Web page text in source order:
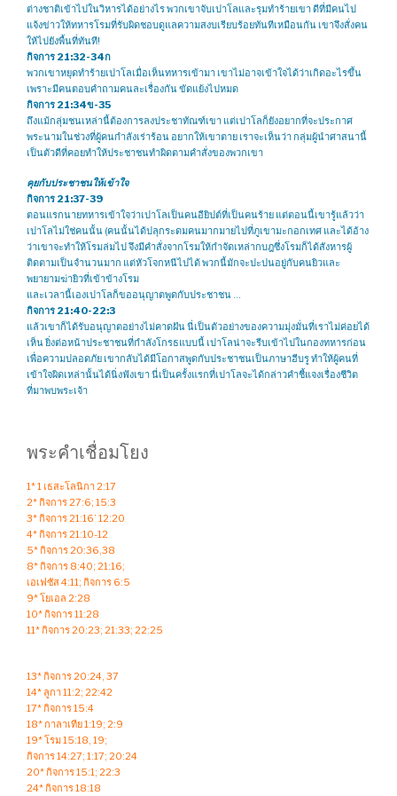
ต่างชาติเข้าไปในวิหารได้อย่างไร พวกเขาจับเปาโลและรุมทำร้ายเขา ดีที่มีคนไป
แจ้งข่าวให้ทหารโรมที่รับผิดชอบดูแลความสงบเรียบร้อยทันทีเหมือนกัน เขาจึงสั่งคน
ให้ไปยังพื้นที่ทันที!
กิจการ 21:32-34ก
พวกเขาหยุดทำร้ายเปาโลเมื่อเห็นทหารเข้ามา เขาไม่อาจเข้าใจได้ว่าเกิดอะไรขึ้น
เพราะมีคนตอบคำถามคนละเรื่องกัน ขัดแย้งไปหมด
กิจการ 21:34ข-35
ถึงแม้กลุ่มชนเหล่านี้ต้องการลงประชาทัณฑ์เขา แต่เปาโลก็ยังอยากที่จะประกาศ
พระนามในช่วงที่ผู้คนกำลังเร่าร้อน อยากให้เขาตาย เราจะเห็นว่า กลุ่มผู้นำศาสนานี้
เป็นตัวดีที่คอยทำให้ประชาชนทำผิดตามคำสั่งของพวกเขา
คุยกับประชาชนให้เข้าใจ
กิจการ 21:37-39
ตอนแรกนายทหารเข้าใจว่าเปาโลเป็นคนอียิปต์ที่เป็นคนร้าย แต่ตอนนี้เขารู้แล้วว่า
เปาโลไม่ใช่คนนั้น (คนนั้นได้ปลุกระดมคนมากมายไปที่ภูเขามะกอกเทศ และได้อ้าง
ว่าเขาจะทำให้โรมล่มไป จึงมีคำสั่งจากโรมให้กำจัดเหล่ากบฎซึ่งโรมก็ได้สังหารผู้
ติดตามเป็นจำนวนมาก แต่หัวโจกหนีไปได้ พวกนี้มักจะปะปนอยู่กับคนยิวและ
พยายามฆ่ายิวที่เข้าข้างโรม
และเวลานี้เองเปาโลก็ขออนุญาตพูดกับประชาชน …
กิจการ 21:40-22:3
แล้วเขาก็ได้รับอนุญาตอย่างไม่คาดฝัน นี่เป็นตัวอย่างของความมุ่งมั่นที่เราไม่ค่อยได้
เห็น ยิ่งต่อหน้าประชาชนที่กำลังโกรธแบบนี้ เปาโลน่าจะรีบเข้าไปในกองทหารก่อน
เพื่อความปลอดภัย เขากลับได้มีโอกาสพูดกับประชาชนเป็นภาษาฮีบรู ทำให้ผู้คนที่
เข้าใจผิดเหล่านั้นได้นิ่งฟังเขา นี่เป็นครั้งแรกที่เปาโลจะได้กล่าวคำชี้แจงเรื่องชีวิต
ที่มาพบพระเจ้า
พระคำเชื่อมโยง
1* 1 เธสะโลนิกา 2:17
2* กิจการ 27:6; 15:3
3* กิจการ 21:16’ 12:20
4* กิจการ 21:10-12
5* กิจการ 20:36,38
8* กิจการ 8:40; 21:16;
เอเฟซัส 4:11; กิจการ 6:5
9* โยเอล 2:28
10* กิจการ 11:28
11* กิจการ 20:23; 21:33; 22:25
13* กิจการ 20:24, 37
14* ลูกา 11:2; 22:42
17* กิจการ 15:4
18* กาลาเทีย 1:19; 2:9
19* โรม 15:18, 19;
กิจการ 14:27; 1:17; 20:24
20* กิจการ 15:1; 22:3
24* กิจการ 18:18